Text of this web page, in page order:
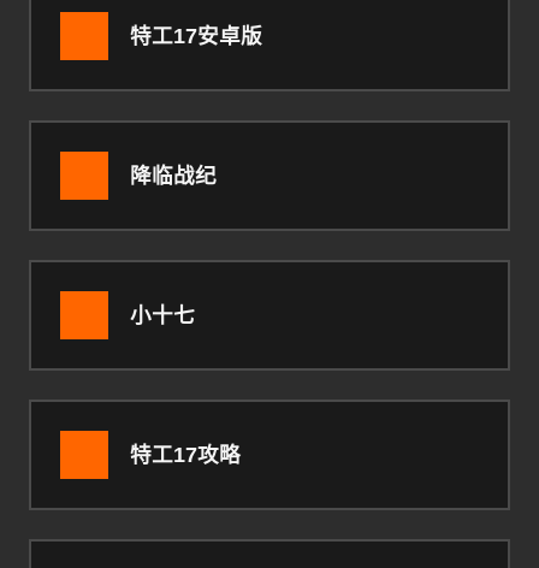
特工17安卓版
降临战纪
小十七
特工17攻略